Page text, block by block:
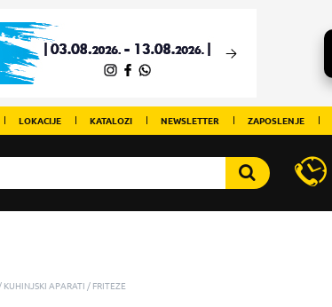
LOKACIJE KATALOZI NEWSLETTER ZAPOSLENJE
KUHINJSKI APARATI FRITEZE